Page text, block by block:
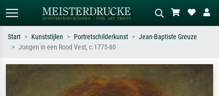
Monet, Sterrennacht, impressionisme,
Hokusai-golf, naakt.
weide, abstract met veel rood, donker
olieverfschilderij, staand naakt naast
Start Kunststijlen Portretschilderkunst
Jean-Baptiste Greuze
Jongen in een Rood Vest, c.1775-80